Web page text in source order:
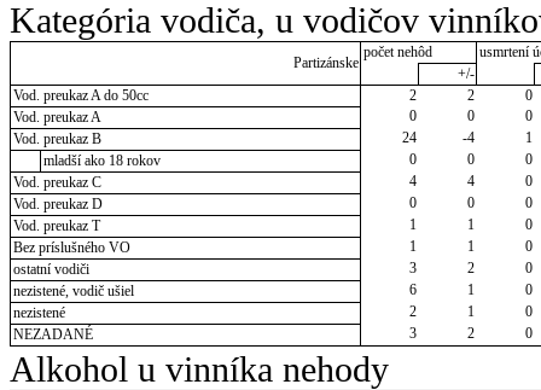
Kategória vodiča, u vodičov
Partizánske
počet nehôd
usmrtení
+/-
Vod. preukaz A do 50cc
2 2
0
Vod. preukaz A
0 0
0
Vod. preukaz B
24 -4
1
mladší ako 18 rokov
0 0
0
Vod. preukaz C
4 4
0
Vod. preukaz D
0 0
0
Vod. preukaz T
1 1
0
Bez príslušného VO
1 1
0
ostatní vodiči
3 2
0
nezistené, vodič ušiel
6 1
0
nezistené
2 1
0
NEZADANÉ
3 2 0
Alkohol u vinníka nehody